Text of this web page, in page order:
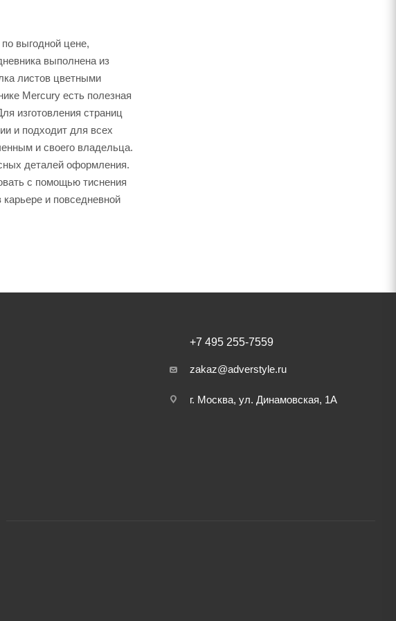
выгодной цене,
выполнена из
листов цветными
Mercury есть полезная
изготовления страниц
и подходит для всех
и своего владельца.
деталей оформления.
с помощью тиснения
и повседневной
+7 495 255-7559
zakaz@adverstyle.ru
г. Москва, ул. Динамовская, 1А